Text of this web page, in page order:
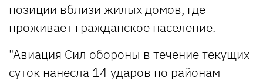
позиции вблизи жилых домов, где
проживает гражданское население.
"Авиация Сил обороны в течение текущих
суток нанесла 14 ударов по районам